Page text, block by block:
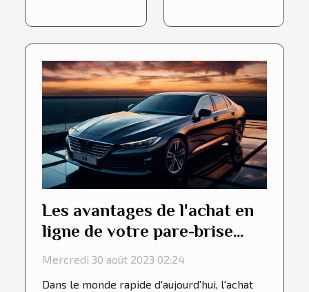
Les avantages de l'achat en
ligne de votre pare-brise
Peugeot
Mercredi 30 août 2023 02:24
Dans le monde rapide d'aujourd'hui, l'achat